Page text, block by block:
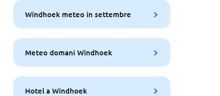
Windhoek meteo in settembre
Meteo domani Windhoek
Hotel a Windhoek